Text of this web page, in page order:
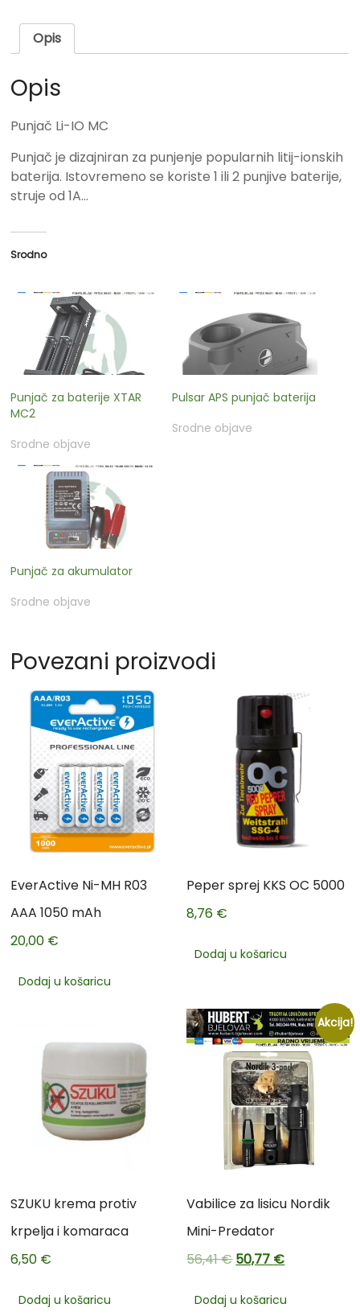
Opis
Opis
Punjač Li-IO MC
Punjač je dizajniran za punjenje popularnih litij-ionskih
baterija. Istovremeno se koriste 1 ili 2 punjive baterije,
struje od 1A…
Srodno
Punjač za baterije XTAR
MC2
Srodne objave
Pulsar APS punjač baterija
Srodne objave
Punjač za akumulator
Srodne objave
Povezani proizvodi
EverActive Ni-MH R03
AAA 1050 mAh
20,00 €
Dodaj u košaricu
Peper sprej KKS OC 5000
8,76 €
Dodaj u košaricu
SZUKU krema protiv
krpelja i komaraca
6,50 €
Dodaj u košaricu
Akcija!
Vabilice za lisicu Nordik
Mini-Predator
56,41€50,77 €
Dodaj u košaricu